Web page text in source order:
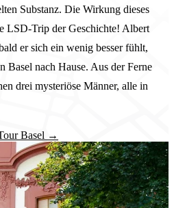
Substanz. Die Wirkung dieses
LSD-Trip der Geschichte! Albert
er sich ein wenig besser fühlt,
Basel nach Hause. Aus der Ferne
drei mysteriöse Männer, alle in
Basel →